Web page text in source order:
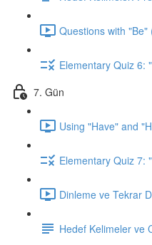
Questions with
Elementary Quiz 6:
7. Gün
Using "Have" and
Elementary Quiz 7:
Dinleme ve Tekrar
Hedef Kelimeler ve